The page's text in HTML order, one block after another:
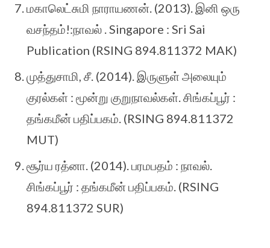
மகாலெட்சுமி நாராயணன். (2013). இனி ஒரு
வசந்தம்!:நாவல் . Singapore : Sri Sai
Publication (RSING 894.811372 MAK)
முத்துசாமி, சீ. (2014). இருளுள் அலையும்
குரல்கள் : மூன்று குறுநாவல்கள். சிங்கப்பூர் :
தங்கமீன் பதிப்பகம். (RSING 894.811372
MUT)
சூர்ய ரத்னா. (2014). பரமபதம் : நாவல்.
சிங்கப்பூர் : தங்கமீன் பதிப்பகம். (RSING
894.811372 SUR)